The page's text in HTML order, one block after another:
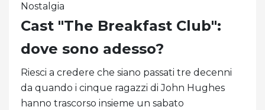
Nostalgia
Cast "The Breakfast Club":
dove sono adesso?
Riesci a credere che siano passati tre decenni
da quando i cinque ragazzi di John Hughes
hanno trascorso insieme un sabato